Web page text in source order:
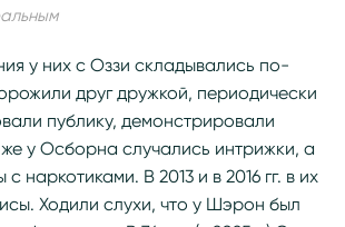
у них с Оззи складывались по-
друг дружкой, периодически
публику, демонстрировали
же у Осборна случались интрижки, а
наркотиками. В 2013 и в 2016 гг. в их
Ходили слухи, что у Шэрон был